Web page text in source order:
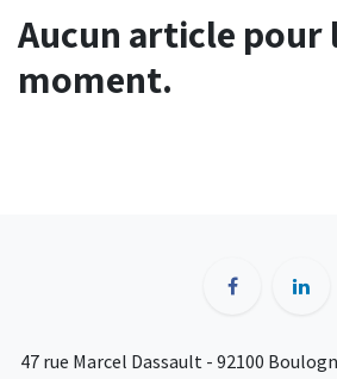
Aucun article pour
moment.
47 rue Marcel Dassault - 92100